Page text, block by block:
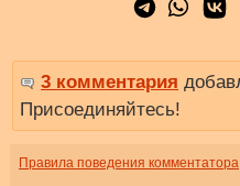
3 комментария
Присоединяйтесь!
Правила поведения комментатора